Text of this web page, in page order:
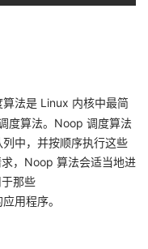
算法是 Linux 内核中最简
度算法。Noop 调度算法
中，并按顺序执行这些
，Noop 算法会适当地进
那些
应用程序。